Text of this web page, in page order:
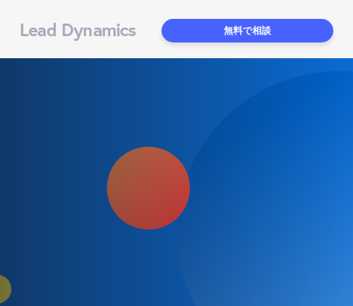
Lead Dynamics 無料で相談
【2026年最新版】問い合わ
せフォーム営業のクレーム対